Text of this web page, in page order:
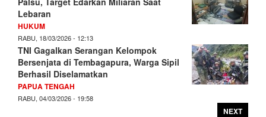
Lebaran
HUKUM
RABU, 18/03/2026 - 12:13
TNI Gagalkan Serangan Kelompok
Bersenjata di Tembagapura, Warga Sipil
Berhasil Diselamatkan
PAPUA TENGAH
RABU, 04/03/2026 - 19:58
NEXT